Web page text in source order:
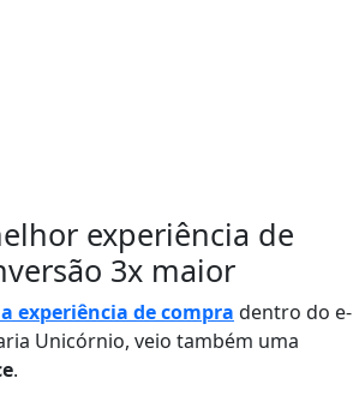
experiência de
3x maior
experiência de compra dentro do e-
Unicórnio, veio também uma
.